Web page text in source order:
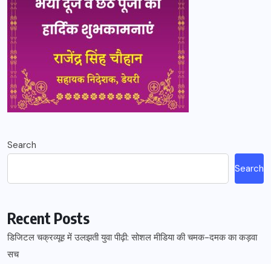
Search
Search
Recent Posts
डिजिटल चक्रव्यूह में उलझती युवा पीढ़ी: सोशल मीडिया की चमक-दमक का कड़वा
सच